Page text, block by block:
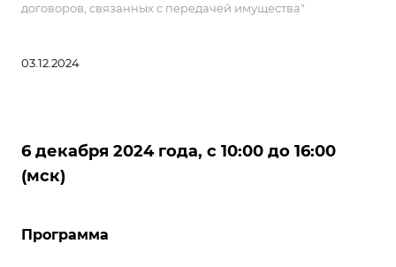
договоров, связанных с передачей имущества"
03.12.2024
6 декабря 2024 года, с 10:00 до 16:00
(мск)
Программа